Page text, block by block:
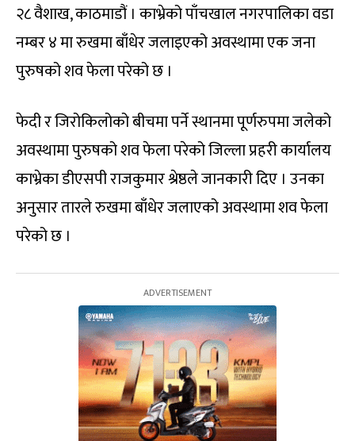
२८ वैशाख, काठमाडौं । काभ्रेको पाँचखाल नगरपालिका वडा
नम्बर ४ मा रुखमा बाँधेर जलाइएको अवस्थामा एक जना
पुरुषको शव फेला परेको छ ।
फेदी र जिरोकिलोको बीचमा पर्ने स्थानमा पूर्णरुपमा जलेको
अवस्थामा पुरुषको शव फेला परेको जिल्ला प्रहरी कार्यालय
काभ्रेका डीएसपी राजकुमार श्रेष्ठले जानकारी दिए । उनका
अनुसार तारले रुखमा बाँधेर जलाएको अवस्थामा शव फेला
परेको छ ।